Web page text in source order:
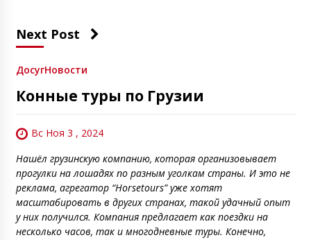
Next Post
ДосугНовости
Конные туры по Грузии
Вс Ноя 3 , 2024
Нашёл грузинскую компанию, которая организовывает
прогулки на лошадях по разным уголкам страны. И это не
реклама, агрегатор “Horsetours” уже хотят
масштабировать в других странах, такой удачный опыт
у них получился. Компания предлагает как поездки на
несколько часов, так и многодневные туры. Конечно,